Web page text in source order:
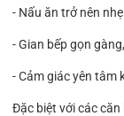
- Nấu ăn trở nên
- Gian bếp gọn
- Cảm giác yên tâm
Đặc biệt với các